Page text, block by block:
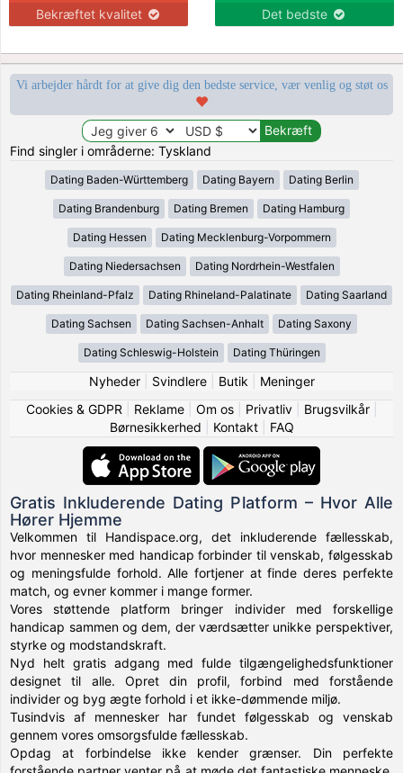
Bekræftet kvalitet Det bedste
Vi arbejder hårdt for at give dig den bedste service, vær venlig og støt os
Find singler i områderne: Tyskland
Dating Baden-Württemberg Dating Bayern Dating Berlin
Dating Brandenburg Dating Bremen Dating Hamburg
Dating Hessen Dating Mecklenburg-Vorpommern
Dating Niedersachsen Dating Nordrhein-Westfalen
Dating Rheinland-Pfalz Dating Rhineland-Palatinate Dating Saarland
Dating Sachsen Dating Sachsen-Anhalt Dating Saxony
Dating Schleswig-Holstein Dating Thüringen
Nyheder| Svindlere| Butik
Meninger
Cookies & GDPR
Reklame| Om os| Privatliv| Brugsvilkår|
Børnesikkerhed
Kontakt| FAQ
Gratis Inkluderende Dating Platform – Hvor Alle
Hører Hjemme
Velkommen til Handispace.org, det inkluderende fællesskab,
hvor mennesker med handicap forbinder til venskab, følgesskab
og meningsfulde forhold. Alle fortjener at finde deres perfekte
match, og evner kommer i mange former.
Vores støttende platform bringer individer med forskellige
handicap sammen og dem, der værdsætter unikke perspektiver,
styrke og modstandskraft.
Nyd helt gratis adgang med fulde tilgængelighedsfunktioner
designet til alle. Opret din profil, forbind med forstående
individer og byg ægte forhold i et ikke-dømmende miljø.
Tusindvis af mennesker har fundet følgesskab og venskab
gennem vores omsorgsfulde fællesskab.
Opdag at forbindelse ikke kender grænser. Din perfekte